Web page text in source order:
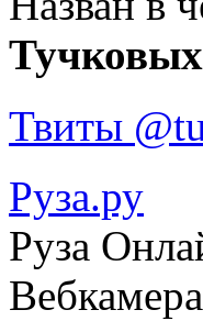
Тучковых
Твиты
Руза.ру
Руза